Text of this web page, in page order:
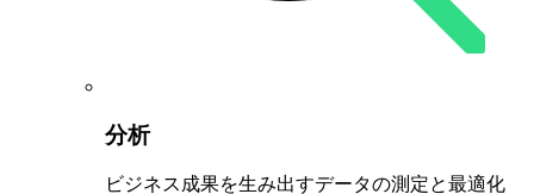
分析
ビジネス成果を生み出すデータの測定と最適化